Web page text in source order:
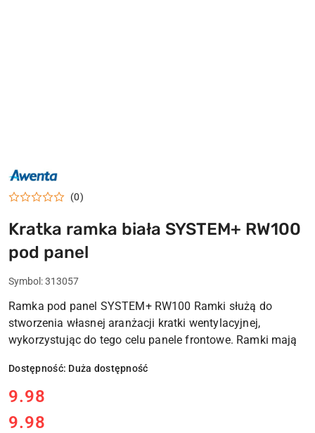
AWENTA
POLSKI
PRODUCENT
WENTYLATORY(0)
Kratka ramka biała SYSTEM+ RW100
pod panel
Symbol:313057
Ramka pod panel SYSTEM+ RW100 Ramki służą do
stworzenia własnej aranżacji kratki wentylacyjnej,
wykorzystując do tego celu panele frontowe. Ramki mają
Dostępność: Duża dostępność
cena:
9.98
Cena:
9.98